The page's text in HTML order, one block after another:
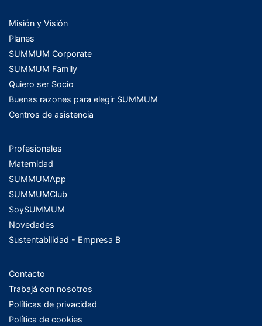
Misión y Visión
Planes
SUMMUM Corporate
SUMMUM Family
Quiero ser Socio
Buenas razones para elegir SUMMUM
Centros de asistencia
Profesionales
Maternidad
SUMMUMApp
SUMMUMClub
SoySUMMUM
Novedades
Sustentabilidad - Empresa B
Contacto
Trabajá con nosotros
Políticas de privacidad
Política de cookies